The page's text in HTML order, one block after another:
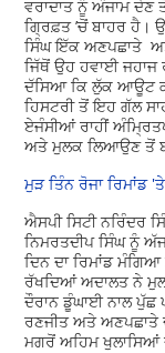
ਵਰਾਦਾਤ ਨੂੰ ਅੰਜਾਮ ਦੇਣ
ਗ੍ਰਿਫ਼ਤ ’ਚੋਂ ਬਾਹਰ
ਸਿੰਘ ਇੱਕ ਅਣਪਛਾਤੇ
ਜਿੱਥੋਂ ਉਹ ਹਵਾਈ ਜਹਾਜ
ਦੱਸਿਆ ਕਿ ਲੁੱਕ ਆਊਟ
ਹਿਸਟਰੀ ਤੋਂ ਇਹ ਗੱਲ
ਏਜੰਸੀਆਂ ਰਾਹੀਂ
ਅਤੇ ਮੁਲਕ ਲਿਆਉਣ ਤੋਂ
ਮੁੜ ਤਿੰਨ ਰੋਜਾ ਰਿਮਾਂਡ
ਐਸਪੀ ਸਿਟੀ ਨਰਿੰਦਰ
ਨਿਮਰਤਦੀਪ ਸਿੰਘ ਨੂੰ
ਦਿਨ ਦਾ ਰਿਮਾਂਡ
ਰੱਖਦਿਆਂ ਅਦਾਲਤ ਨੇ
ਦੌਰਾਨ ਡੂੰਘਾਈ ਨਾਲ ਪੁੱਛ
ਰਣਜੀਤ ਅਤੇ ਅਣਪਛਾਤੇ
ਮਗਰੋਂ ਅਹਿਮ ਖੁਲਾਸਿਆਂ